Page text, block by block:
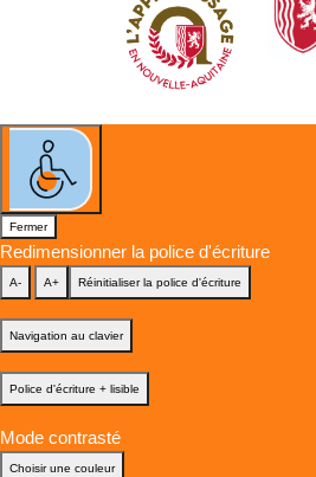
Fermer
Redimensionner la police d'écriture
A- A+ Réinitialiser la police d'écriture
Navigation au clavier
Police d'écriture + lisible
Mode contrasté
Choisir une couleur